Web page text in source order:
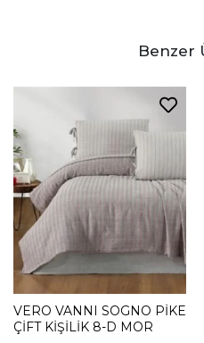
Benzer
VERO VANNI SOGNO PİKE
ÇİFT KİŞİLİK 8-D MOR